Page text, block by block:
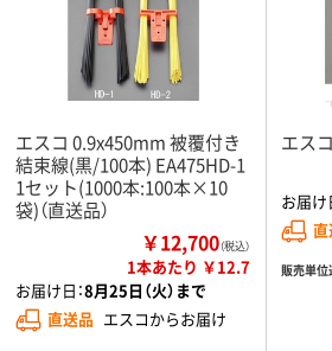
エスコ 0.9x450mm 被覆付き
結束線(黒/100本) EA475HD-1
1セット(1000本:100本×10
袋)（直送品）
￥12,700（税込）
1本あたり ￥12.7
お届け日：8月25日（火）まで
直送品 エスコからお届け
エス
お届け
直
販売単位